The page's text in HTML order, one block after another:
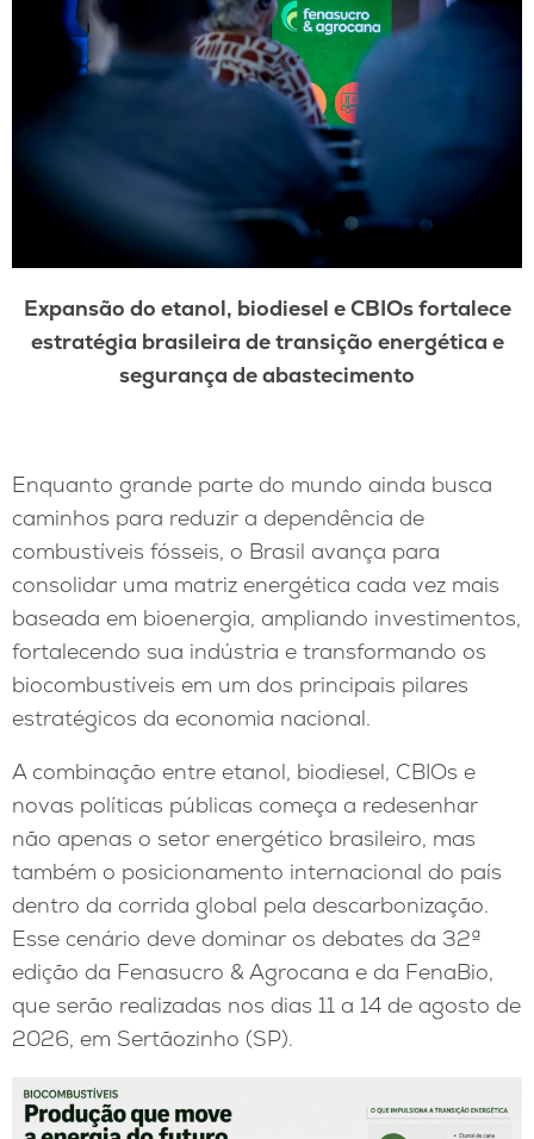
Expansão do etanol, biodiesel e CBIOs fortalece
estratégia brasileira de transição energética e
segurança de abastecimento
Enquanto grande parte do mundo ainda busca
caminhos para reduzir a dependência de
combustíveis fósseis, o Brasil avança para
consolidar uma matriz energética cada vez mais
baseada em bioenergia, ampliando investimentos,
fortalecendo sua indústria e transformando os
biocombustíveis em um dos principais pilares
estratégicos da economia nacional.
A combinação entre etanol, biodiesel, CBIOs e
novas políticas públicas começa a redesenhar
não apenas o setor energético brasileiro, mas
também o posicionamento internacional do país
dentro da corrida global pela descarbonização.
Esse cenário deve dominar os debates da 32ª
edição da Fenasucro & Agrocana e da FenaBio,
que serão realizadas nos dias 11 a 14 de agosto de
2026, em Sertãozinho (SP).